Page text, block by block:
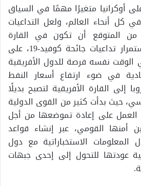
أوكرانيا متغيرًا مهمًا في السياق
كل أنحاء العالم، ولعل التداعيات
من المتوقع أن تكون في القارة
الإفريقية، في ضوء استمرار تداعيات جائحة كوفيد-19، على
الوقت نفسه فرصة للدول الأفريقية
في ضوء ارتفاع أسعار النفط
إلى القارة الأفريقية لتصبح بديلًا
حيث بدأت كثير من القوى الدولية
العمل على إعادة تموضعها من أجل
أمنها القومي، عبر إنشاء قواعد
المعلومات الاستخباراتية مع دول
عودتها للتحول إلى إحدى جبهات